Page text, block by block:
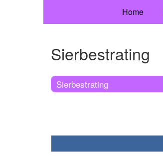
Home
Sierbestrating
Sierbestrating